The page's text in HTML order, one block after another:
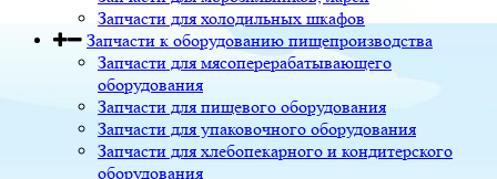
Запчасти для холодильных шкафов
Запчасти к оборудованию пищепроизводства
Запчасти для мясоперерабатывающего
оборудования
Запчасти для пищевого оборудования
Запчасти для упаковочного оборудования
Запчасти для хлебопекарного и кондитерского
оборудования